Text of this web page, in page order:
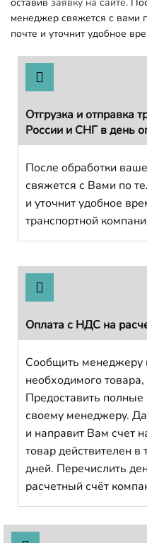
менеджер свяжется с вами
почте и уточнит удобное
Отгрузка и отправка
России и СНГ в день
После обработки
свяжется с Вами по
и уточнит удобное
транспортной
Оплата с НДС на
Сообщить менеджеру
необходимого товара,
Предоставить
своему менеджеру.
и направит Вам счет
товар действителен
дней. Перечислить
расчетный счёт